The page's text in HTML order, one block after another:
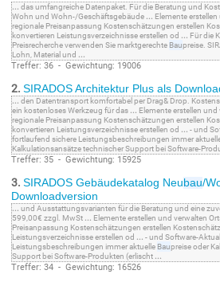
... das umfangreiche Datenpaket. Für die Beratung und
Wohn und Wohn-/Geschäftsgebäude ... Elemente
regionale Preisanpassung Kostenschätzungen erstellen
konvertieren Leistungsverzeichnisse erstellen od ... Für die
Preisrecherche verwenden Sie marktgerechte Baupreise.
Lohn, Material und ...
Treffer: 36 - Gewichtung: 19006
2. SIRADOS Architektur Plus als
... den Datentransport komfortabel per Drag& Drop.
ein kostenloses Werkzeug für das ... Elemente erstellen
regionale Preisanpassung Kostenschätzungen erstellen
konvertieren Leistungsverzeichnisse erstellen od ... - und
fortlaufend sichere Leistungsbeschreibungen immer
Kalkulationsansätze technischer Support bei Software-
Treffer: 35 - Gewichtung: 15925
3. SIRADOS Gebäudekatalog Neubau/
Downloadversion
... und Ausstattungsvarianten für die Beratung und eine
599,00€ zzgl. MwSt ... Elemente erstellen und verwalten
Preisanpassung Kostenschätzungen erstellen
Leistungsverzeichnisse erstellen od ... - und Software-
Leistungsbeschreibungen immer aktuelle Baupreise oder
Support bei Software-Produkten (erlischt ...
Treffer: 34 - Gewichtung: 16526